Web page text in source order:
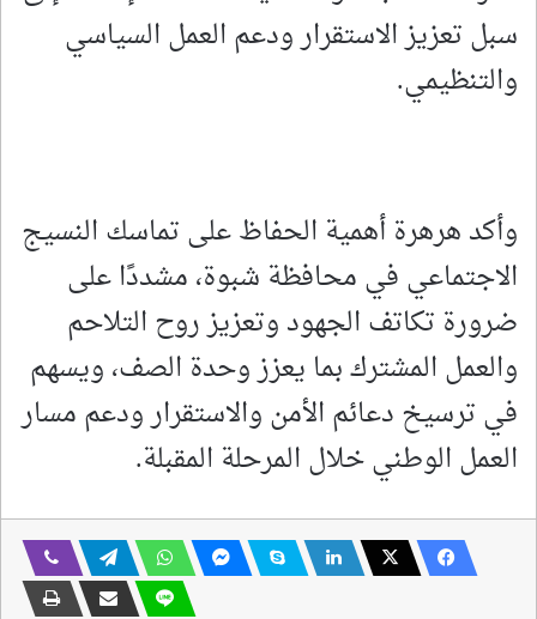
سبل تعزيز الاستقرار ودعم العمل السياسي
والتنظيمي.
وأكد هرهرة أهمية الحفاظ على تماسك النسيج
الاجتماعي في محافظة شبوة، مشددًا على
ضرورة تكاتف الجهود وتعزيز روح التلاحم
والعمل المشترك بما يعزز وحدة الصف، ويسهم
في ترسيخ دعائم الأمن والاستقرار ودعم مسار
العمل الوطني خلال المرحلة المقبلة.